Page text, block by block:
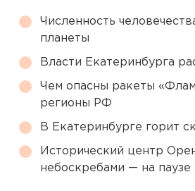
Численность
планеты
Власти Екатеринбурга
Чем опасны ракеты
регионы РФ
В Екатеринбурге горит
Исторический центр
небоскребами — на паузе